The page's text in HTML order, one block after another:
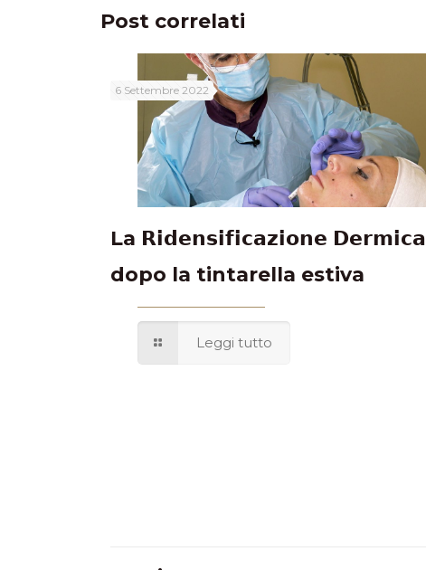
Post correlati
6 Settembre 2022
La 𝗥𝗶𝗱𝗲𝗻𝘀𝗶𝗳𝗶𝗰𝗮𝘇𝗶𝗼𝗻𝗲 𝗗𝗲𝗿𝗺𝗶𝗰𝗮
dopo la tintarella estiva
Leggi tutto